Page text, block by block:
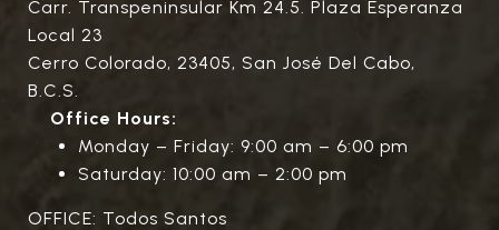
Carr. Transpeninsular Km 24.5. Plaza Esperanza
Local 23
Cerro Colorado, 23405, San José Del Cabo,
B.C.S.
Office Hours:
Monday – Friday: 9:00 am – 6:00 pm
Saturday: 10:00 am – 2:00 pm
OFFICE: Todos Santos